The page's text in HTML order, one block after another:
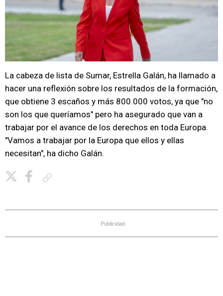
La cabeza de lista de Sumar, Estrella Galán, ha llamado a
hacer una reflexión sobre los resultados de la formación,
que obtiene 3 escaños y más 800.000 votos, ya que "no
son los que queríamos" pero ha asegurado que van a
trabajar por el avance de los derechos en toda Europa.
"Vamos a trabajar por la Europa que ellos y ellas
necesitan", ha dicho Galán.
Publicidad